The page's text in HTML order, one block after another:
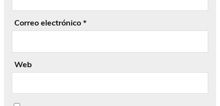
Correo electrónico *
Web